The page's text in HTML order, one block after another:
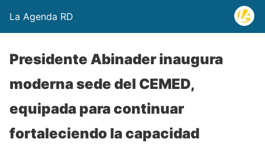
La Agenda RD
Presidente Abinader inaugura
moderna sede del CEMED,
equipada para continuar
fortaleciendo la capacidad